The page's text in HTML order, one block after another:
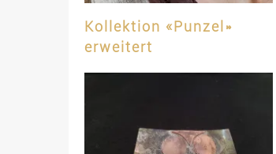
Kollektion «Punzel»
erweitert